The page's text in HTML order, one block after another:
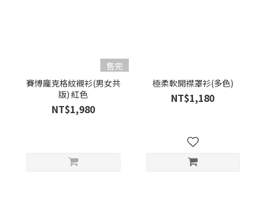
售完
賽博龐克格紋襯衫(男女共
版) 紅色
NT$1,980
極柔軟開襟罩衫(多色)
NT$1,180